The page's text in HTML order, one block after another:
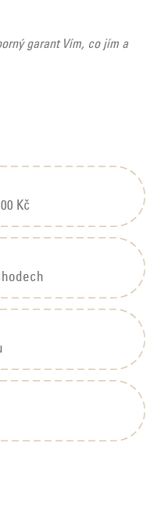
garant Vím, co jím a
Kč